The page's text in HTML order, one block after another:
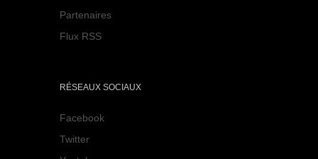
Partenaires
Flux RSS
RÉSEAUX SOCIAUX
Facebook
Twitter